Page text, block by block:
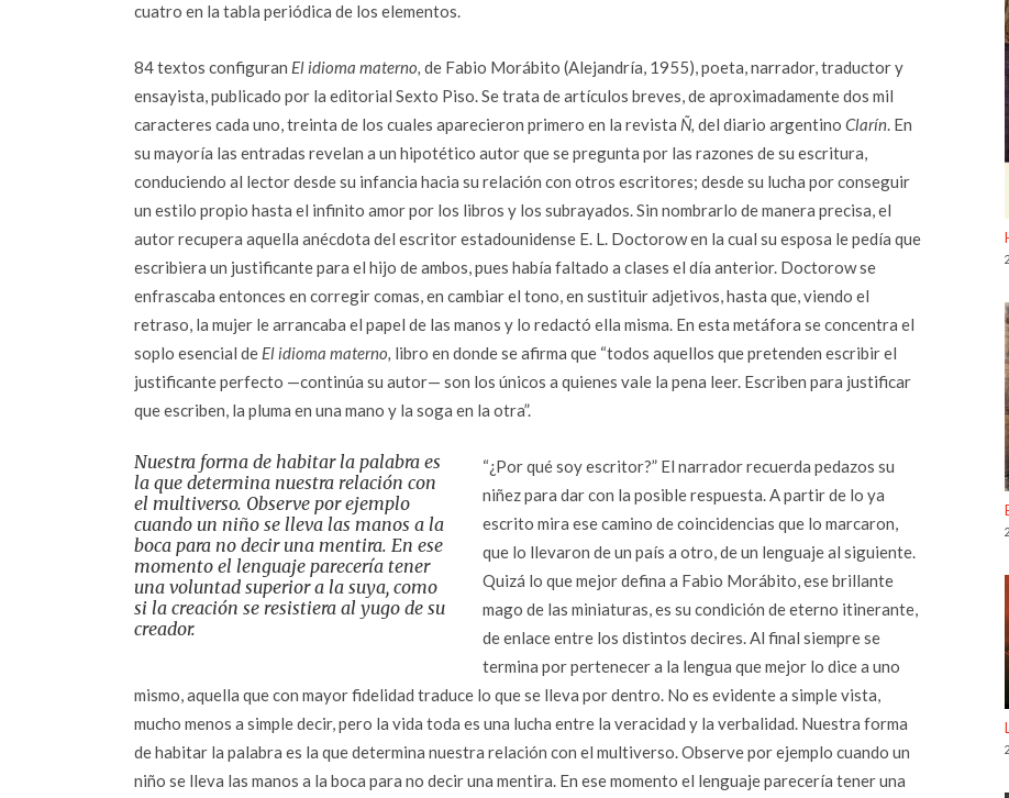
cuatro en la tabla periódica de los elementos.
84 textos configuran El idioma materno, de Fabio Morábito (Alejandría, 1955), poeta, narrador, traductor y
ensayista, publicado por la editorial Sexto Piso. Se trata de artículos breves, de aproximadamente dos mil
caracteres cada uno, treinta de los cuales aparecieron primero en la revista Ñ, del diario argentino Clarín. En
su mayoría las entradas revelan a un hipotético autor que se pregunta por las razones de su escritura,
conduciendo al lector desde su infancia hacia su relación con otros escritores; desde su lucha por conseguir
un estilo propio hasta el infinito amor por los libros y los subrayados. Sin nombrarlo de manera precisa, el
autor recupera aquella anécdota del escritor estadounidense E. L. Doctorow en la cual su esposa le pedía que
escribiera un justificante para el hijo de ambos, pues había faltado a clases el día anterior. Doctorow se
enfrascaba entonces en corregir comas, en cambiar el tono, en sustituir adjetivos, hasta que, viendo el
retraso, la mujer le arrancaba el papel de las manos y lo redactó ella misma. En esta metáfora se concentra el
soplo esencial de El idioma materno, libro en donde se afirma que “todos aquellos que pretenden escribir el
justificante perfecto —continúa su autor— son los únicos a quienes vale la pena leer. Escriben para justificar
que escriben, la pluma en una mano y la soga en la otra”.
Nuestra forma de habitar la palabra es
la que determina nuestra relación con
el multiverso. Observe por ejemplo
cuando un niño se lleva las manos a la
boca para no decir una mentira. En ese
momento el lenguaje parecería tener
una voluntad superior a la suya, como
si la creación se resistiera al yugo de su
creador.
“¿Por qué soy escritor?” El narrador recuerda pedazos su
niñez para dar con la posible respuesta. A partir de lo ya
escrito mira ese camino de coincidencias que lo marcaron,
que lo llevaron de un país a otro, de un lenguaje al siguiente.
Quizá lo que mejor defina a Fabio Morábito, ese brillante
mago de las miniaturas, es su condición de eterno itinerante,
de enlace entre los distintos decires. Al final siempre se
termina por pertenecer a la lengua que mejor lo dice a uno
mismo, aquella que con mayor fidelidad traduce lo que se lleva por dentro. No es evidente a simple vista,
mucho menos a simple decir, pero la vida toda es una lucha entre la veracidad y la verbalidad. Nuestra forma
de habitar la palabra es la que determina nuestra relación con el multiverso. Observe por ejemplo cuando un
niño se lleva las manos a la boca para no decir una mentira. En ese momento el lenguaje parecería tener una